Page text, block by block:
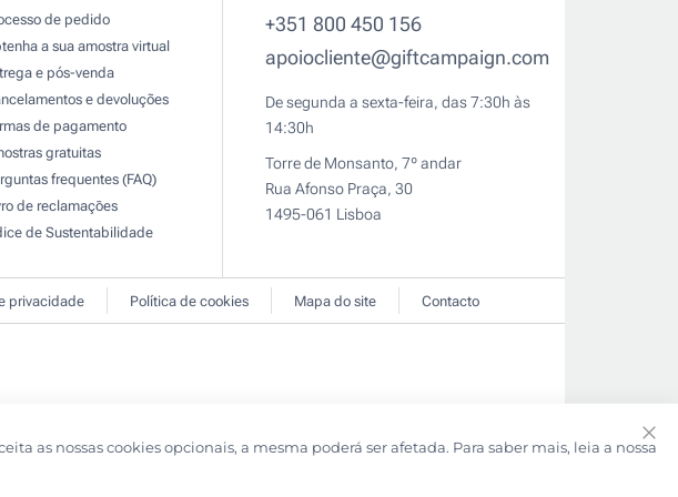
de pedido
a sua amostra virtual
e pós-venda
e devoluções
de pagamento
gratuitas
frequentes (FAQ)
de reclamaçōes
de Sustentabilidade
+351 800 450 156
apoiocliente@giftcampaign.com
De segunda a sexta-feira, das 7:30h às
14:30h
Torre de Monsanto, 7º andar
Rua Afonso Praça, 30
1495-061 Lisboa
privacidade Política de cookies Mapa do site Contacto
as nossas cookies opcionais, a mesma poderá ser afetada. Para saber mais, leia a nossa